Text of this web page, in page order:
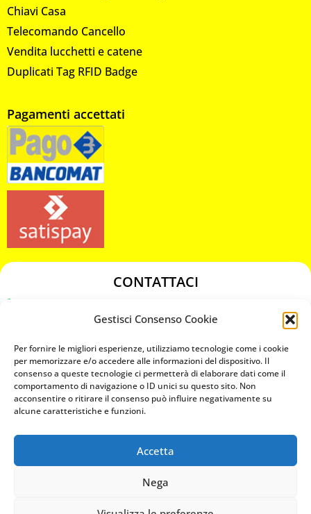
Gestisci Consenso Cookie
Per fornire le migliori esperienze, utilizziamo tecnologie come i cookie
per memorizzare e/o accedere alle informazioni del dispositivo. Il
consenso a queste tecnologie ci permetterà di elaborare dati come il
comportamento di navigazione o ID unici su questo sito. Non
acconsentire o ritirare il consenso può influire negativamente su
alcune caratteristiche e funzioni.
Accetta
Nega
Chiavi Casa
Telecomando Cancello
Vendita lucchetti e catene
Duplicati Tag RFID Badge
Pagamenti accettati
CONTATTACI
chiavicodificate@gmail.com
Privacy Policy
Cookie Policy
MAPS
CHIAMA ORA